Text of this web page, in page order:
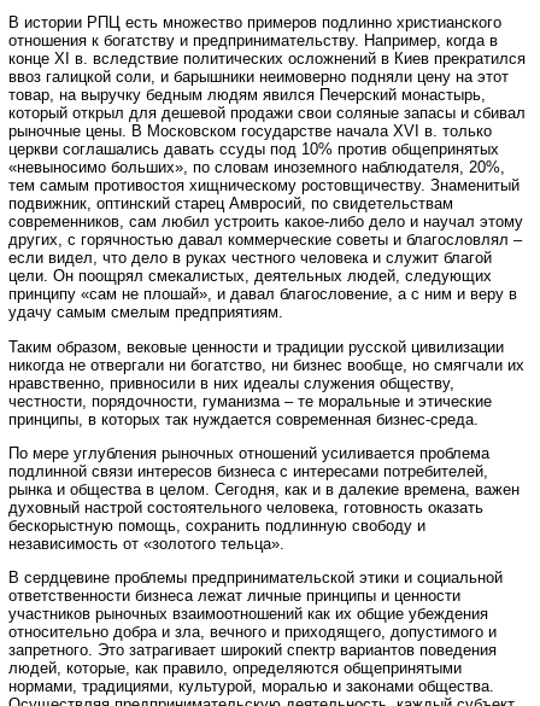
В истории РПЦ есть множество примеров подлинно христианского
отношения к богатству и предпринимательству. Например, когда в
конце XI в. вследствие политических осложнений в Киев прекратился
ввоз галицкой соли, и барышники неимоверно подняли цену на этот
товар, на выручку бедным людям явился Печерский монастырь,
который открыл для дешевой продажи свои соляные запасы и сбивал
рыночные цены. В Московском государстве начала XVI в. только
церкви соглашались давать ссуды под 10% против общепринятых
«невыносимо больших», по словам иноземного наблюдателя, 20%,
тем самым противостоя хищническому ростовщичеству. Знаменитый
подвижник, оптинский старец Амвросий, по свидетельствам
современников, сам любил устроить какое-либо дело и научал этому
других, с горячностью давал коммерческие советы и благословлял –
если видел, что дело в руках честного человека и служит благой
цели. Он поощрял смекалистых, деятельных людей, следующих
принципу «сам не плошай», и давал благословение, а с ним и веру в
удачу самым смелым предприятиям.
Таким образом, вековые ценности и традиции русской цивилизации
никогда не отвергали ни богатство, ни бизнес вообще, но смягчали их
нравственно, привносили в них идеалы служения обществу,
честности, порядочности, гуманизма – те моральные и этические
принципы, в которых так нуждается современная бизнес-среда.
По мере углубления рыночных отношений усиливается проблема
подлинной связи интересов бизнеса с интересами потребителей,
рынка и общества в целом. Сегодня, как и в далекие времена, важен
духовный настрой состоятельного человека, готовность оказать
бескорыстную помощь, сохранить подлинную свободу и
независимость от «золотого тельца».
В сердцевине проблемы предпринимательской этики и социальной
ответственности бизнеса лежат личные принципы и ценности
участников рыночных взаимоотношений как их общие убеждения
относительно добра и зла, вечного и приходящего, допустимого и
запретного. Это затрагивает широкий спектр вариантов поведения
людей, которые, как правило, определяются общепринятыми
нормами, традициями, культурой, моралью и законами общества.